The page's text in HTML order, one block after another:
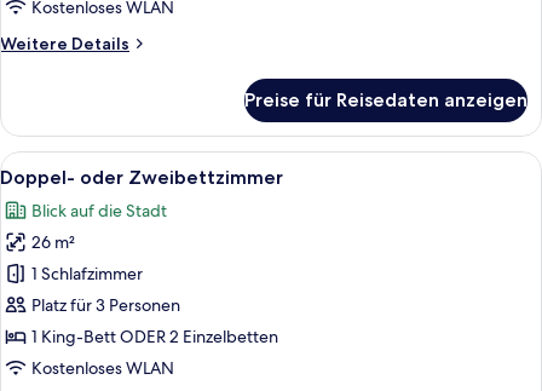
Kostenloses WLAN
Weitere Details
Weitere
Preise für Reisedaten anzeigen
Alle
Fotos
für
Doppel-
oder
Zweibettzimmer
anzeigen
Ein modernes Hotelzimmer mit
9
Doppel- oder Zweibettzimmer
Blick auf die Stadt
26 m²
1 Schlafzimmer
Platz für 3 Personen
1 King-Bett ODER 2 Einzelbetten
Kostenloses WLAN